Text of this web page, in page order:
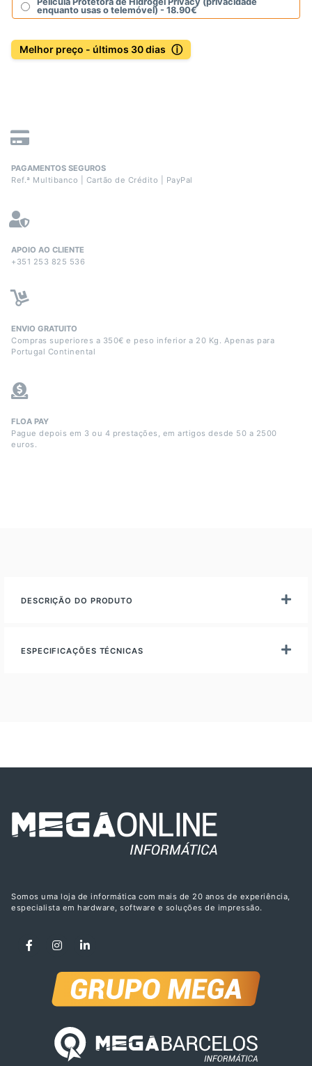
enquanto usas o telemóvel) - 18.90€
Melhor preço - últimos 30 dias ⓘ
PAGAMENTOS SEGUROS
Ref.ª Multibanco | Cartão de Crédito | PayPal
APOIO AO CLIENTE
+351 253 825 536
ENVIO GRATUITO
Compras superiores a 350€ e peso inferior a 20 Kg. Apenas para
Portugal Continental
FLOA PAY
Pague depois em 3 ou 4 prestações, em artigos desde 50 a 2500
euros.
DESCRIÇÃO DO PRODUTO
ESPECIFICAÇÕES TÉCNICAS
Somos uma loja de informática com mais de 20 anos de experiência,
especialista em hardware, software e soluções de impressão.